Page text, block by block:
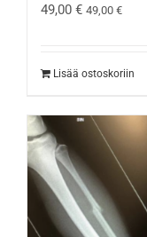
49,00 € 49,00 €
Lisää ostoskoriin